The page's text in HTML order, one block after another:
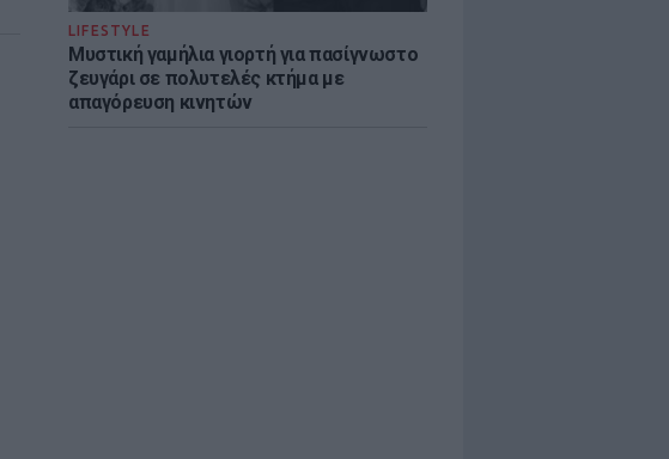
LIFESTYLE
Μυστική γαμήλια γιορτή για πασίγνωστο
ζευγάρι σε πολυτελές κτήμα με
απαγόρευση κινητών